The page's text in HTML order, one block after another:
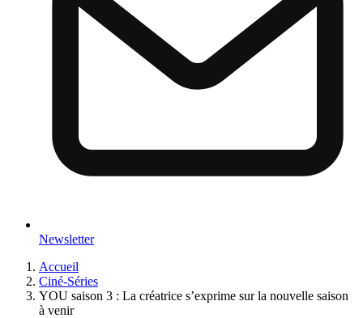
Newsletter
Accueil
Ciné-Séries
YOU saison 3 : La créatrice s’exprime sur la nouvelle saison
à venir